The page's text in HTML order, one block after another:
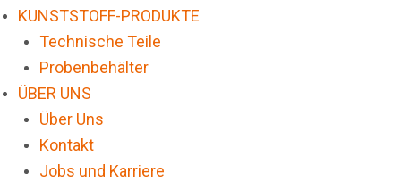
KUNSTSTOFF-PRODUKTE
Technische Teile
Probenbehälter
ÜBER UNS
Über Uns
Kontakt
Jobs und Karriere